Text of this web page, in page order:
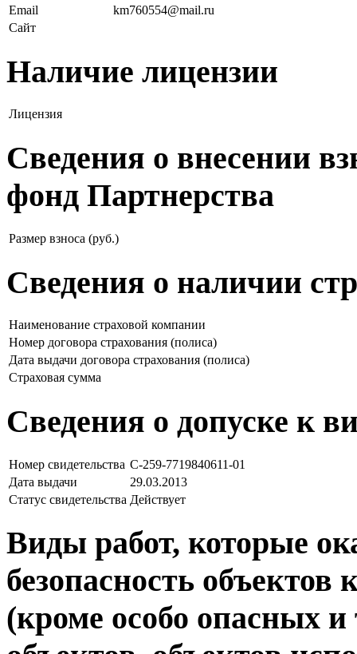
Email
km760554@mail.ru
Сайт
Наличие лицензии
Лицензия
Сведения о внесении
фонд Партнерства
Размер взноса (руб.)
Сведения о наличии
Наименование страховой компании
Номер договора страхования (полиса)
Дата выдачи договора страхования (полиса)
Страховая сумма
Сведения о допуске к
Номер свидетельства С-259-7719840611-01
Дата выдачи
29.03.2013
Статус свидетельства Действует
Виды работ, которые
безопасность объектов
(кроме особо опасных